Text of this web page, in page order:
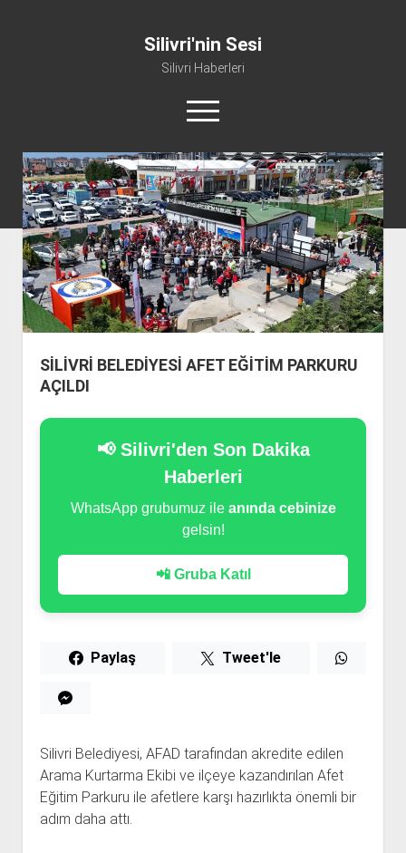
Silivri'nin Sesi
Silivri Haberleri
m
e
ü
y
ü
a
ç
facebook youtube silivri@silivrininsesi1.com whatsapp
Manifesto
Gündem
Haber
Spor
Künye ve İletişim
SİLİVRİ BELEDİYESİ AFET EĞİTİM PARKURU
AÇILDI
📢 Silivri'den Son Dakika
Haberleri
WhatsApp grubumuz ile anında cebinize
gelsin!
📲 Gruba Katıl
Paylaş Tweet'le
Silivri Belediyesi, AFAD tarafından akredite edilen
Arama Kurtarma Ekibi ve ilçeye kazandırılan Afet
Eğitim Parkuru ile afetlere karşı hazırlıkta önemli bir
adım daha attı.